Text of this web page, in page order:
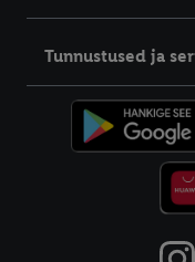
Tunnustused ja